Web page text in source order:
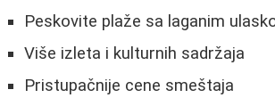
Peskovite plaže sa laganim
Više izleta i kulturnih sadržaja
Pristupačnije cene smeštaja